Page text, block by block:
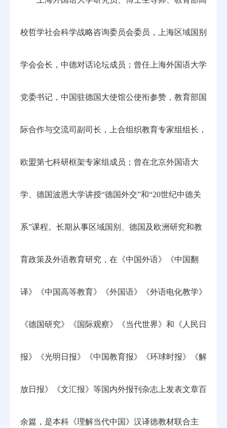
校哲学社会科学战略咨询委员会委员，上海区域国别
学会会长，中德对话论坛成员；曾任上海外国语大学
党委书记，中国驻德国大使馆公使衔参赞，教育部国
际合作与交流司副司长，上合组织教育专家组组长，
欧盟第七科研框架专家组成员；曾在北京外国语大
学、德国波恩大学讲授“德国外交”和“20世纪中德关
系”课程。长期从事区域国别、德国及欧洲研究和教
育政策及外语教育研究，在《中国外语》《中国翻
译》《中国高等教育》《外国语》《外语电化教学》
《德国研究》《国际观察》《当代世界》和《人民日
报》《光明日报》《中国教育报》《环球时报》《解
放日报》《文汇报》等国内外报刊杂志上发表文章百
余篇，是本科《理解当代中国》汉译徳教材联合主